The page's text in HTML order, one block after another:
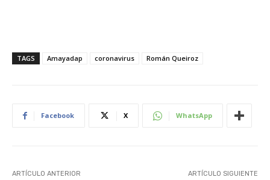
TAGS Amayadap coronavirus Román Queiroz
Facebook X WhatsApp
ARTÍCULO ANTERIOR ARTÍCULO SIGUIENTE